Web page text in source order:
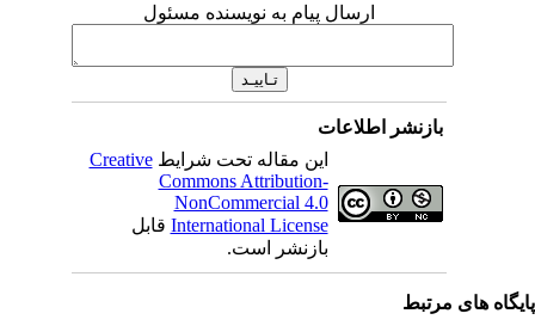
ارسال پیام به نویسنده مسئول
بازنشر اطلاعات
این مقاله تحت شرایط Creative
Commons Attribution-
NonCommercial 4.0
International Licenseقابل
بازنشر است.
های مرتبط